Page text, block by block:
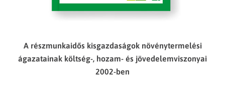
A részmunkaidős kisgazdaságok növénytermelési
ágazatainak költség-, hozam- és jövedelemviszonyai
2002-ben